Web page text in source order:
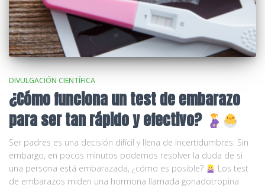
DIVULGACIÓN CIENTÍFICA
¿Cómo funciona un test de embarazo
para ser tan rápido y efectivo?
Ser padres es una decisión difícil y llena de incertidumbres. Sin
embargo, en pocos minutos podemos resolver la duda de si
una persona está embarazada, ¿cómo es posible?
Los test
de embarazos miden una hormona llamada gonadotropina